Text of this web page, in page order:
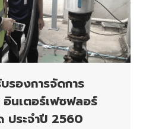
รองการจัดการ
นเตอร์เฟซฟลอร์
ประจำปี 2560